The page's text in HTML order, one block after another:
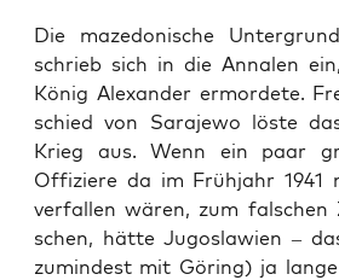
Die maze­do­ni­sche
schrieb sich in die Anna­len
König Alex­an­der ermor­de­te.
schied von Sara­je­wo lös­te
Krieg aus. Wenn ein paar
Offi­zie­re da im Früh­jahr 1941
ver­fal­len wären, zum
schen, hät­te Jugo­sla­wi­en –
zumin­dest mit Göring) ja